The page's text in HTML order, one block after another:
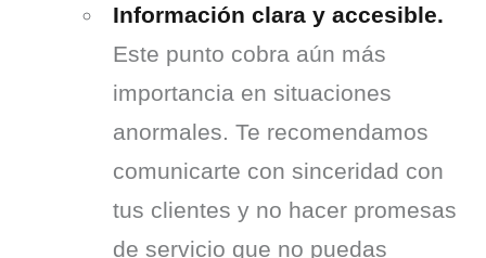
Información clara y accesible.
Este punto cobra aún más
importancia en situaciones
anormales. Te recomendamos
comunicarte con sinceridad con
tus clientes y no hacer promesas
de servicio que no puedas